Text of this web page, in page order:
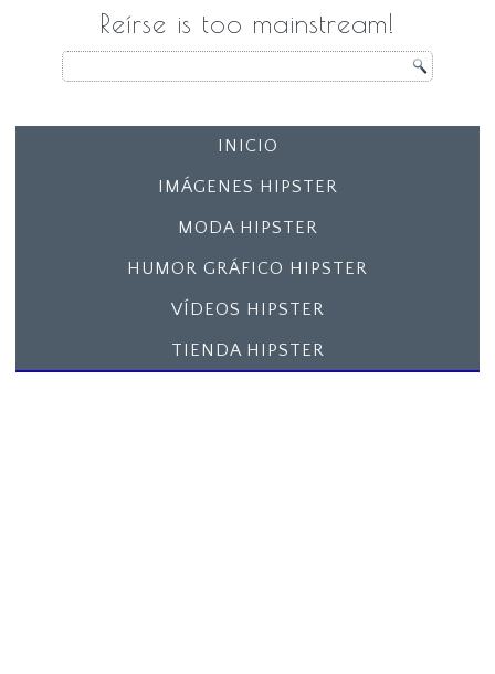
Reírse is too mainstream!
INICIO
IMÁGENES HIPSTER
MODA HIPSTER
HUMOR GRÁFICO HIPSTER
VÍDEOS HIPSTER
TIENDA HIPSTER